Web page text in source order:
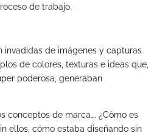
de trabajo.
invadidas de imágenes y capturas
de colores, texturas e ideas que,
poderosa, generaban
conceptos de marca…. ¿Cómo es
ellos, cómo estaba diseñando sin